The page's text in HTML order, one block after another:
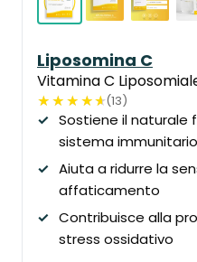
Liposomina C
Vitamina C
(13)
Sostiene il naturale
sistema immunitario
Aiuta a ridurre la
affaticamento
Contribuisce alla
stress ossidativo